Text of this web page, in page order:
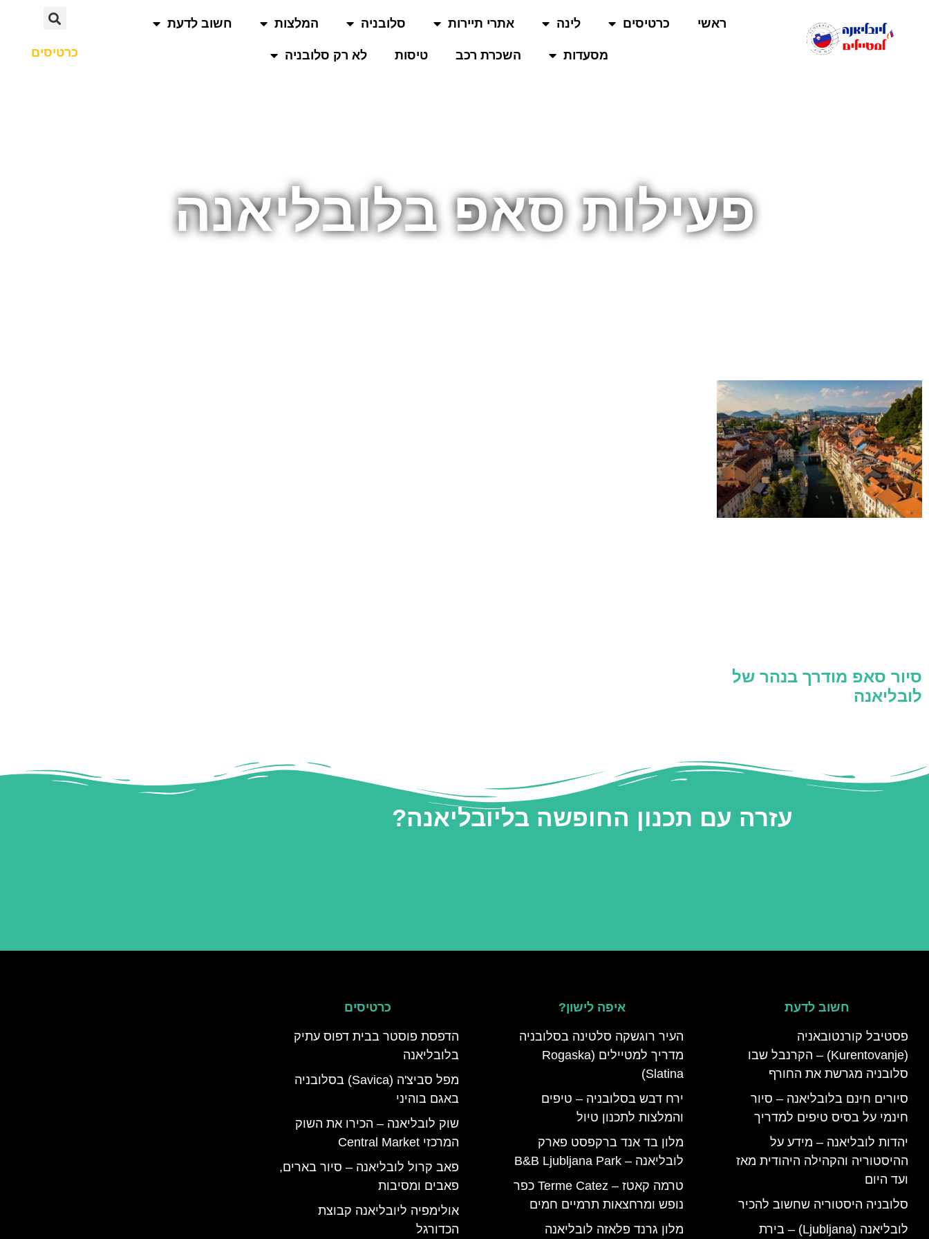
ראשי כרטיסים לינה אתרי תיירות סלובניה המלצות חשוב לדעת
מסעדות השכרת רכב טיסות לא רק סלובניה כרטיסים
פעילות סאפ בלובליאנה
סיור סאפ מודרך בנהר של
לובליאנה
עזרה עם תכנון החופשה בליובליאנה?
חשוב לדעת
פסטיבל קורנטובאניה
(Kurentovanje) – הקרנבל שבו
סלובניה מגרשת את החורף
סיורים חינם בלובליאנה – סיור
חינמי על בסיס טיפים למדריך
יהדות לובליאנה – מידע על
ההיסטוריה והקהילה היהודית מאז
ועד היום
סלובניה היסטוריה שחשוב להכיר
לובליאנה (Ljubljana) – בירת
איפה לישון?
העיר רוגשקה סלטינה בסלובניה
מדריך למטיילים (Rogaska
Slatina)
ירח דבש בסלובניה – טיפים
והמלצות לתכנון טיול
מלון בד אנד ברקפסט פארק
לובליאנה – B&B Ljubljana Park
טרמה קאטז – Terme Catez כפר
נופש ומרחצאות תרמיים חמים
מלון גרנד פלאזה לובליאנה
כרטיסים
הדפסת פוסטר בבית דפוס עתיק
בלובליאנה
מפל סביצ'ה (Savica) בסלובניה
באגם בוהיני
שוק לובליאנה – הכירו את השוק
המרכזי Central Market
פאב קרול לובליאנה – סיור בארים,
פאבים ומסיבות
אולימפיה ליובליאנה קבוצת
הכדורגל